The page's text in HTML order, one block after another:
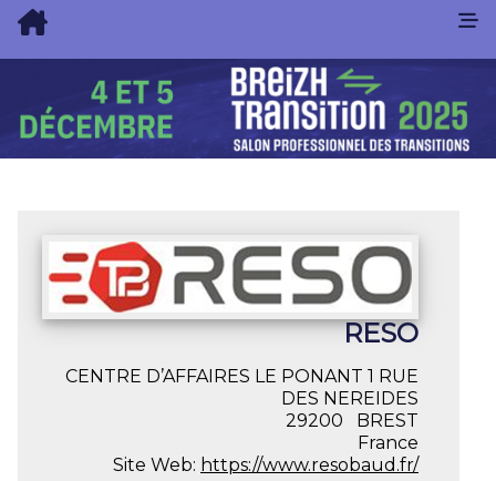
RESO
CENTRE D’AFFAIRES LE PONANT 1 RUE
DES NEREIDES
29200
BREST
France
Site Web: https://www.resobaud.fr/